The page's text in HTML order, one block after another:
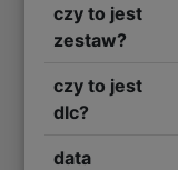
czy to jest
zestaw?
czy to jest
dlc?
data